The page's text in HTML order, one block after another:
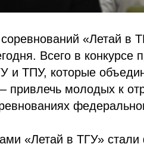
«Летай
Всего в конкурсе
и ТПУ, которые
привлечь молодых к
«Летай в ТГУ»